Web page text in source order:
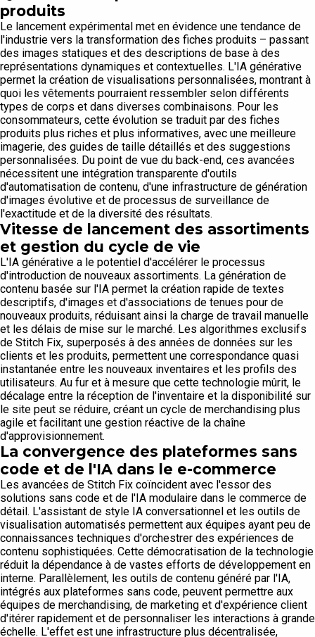
produits
Le lancement expérimental met en évidence une tendance de
l'industrie vers la transformation des fiches produits – passant
des images statiques et des descriptions de base à des
représentations dynamiques et contextuelles. L'IA générative
permet la création de visualisations personnalisées, montrant à
quoi les vêtements pourraient ressembler selon différents
types de corps et dans diverses combinaisons. Pour les
consommateurs, cette évolution se traduit par des fiches
produits plus riches et plus informatives, avec une meilleure
imagerie, des guides de taille détaillés et des suggestions
personnalisées. Du point de vue du back-end, ces avancées
nécessitent une intégration transparente d'outils
d'automatisation de contenu, d'une infrastructure de génération
d'images évolutive et de processus de surveillance de
l'exactitude et de la diversité des résultats.
Vitesse de lancement des assortiments
et gestion du cycle de vie
L'IA générative a le potentiel d'accélérer le processus
d'introduction de nouveaux assortiments. La génération de
contenu basée sur l'IA permet la création rapide de textes
descriptifs, d'images et d'associations de tenues pour de
nouveaux produits, réduisant ainsi la charge de travail manuelle
et les délais de mise sur le marché. Les algorithmes exclusifs
de Stitch Fix, superposés à des années de données sur les
clients et les produits, permettent une correspondance quasi
instantanée entre les nouveaux inventaires et les profils des
utilisateurs. Au fur et à mesure que cette technologie mûrit, le
décalage entre la réception de l'inventaire et la disponibilité sur
le site peut se réduire, créant un cycle de merchandising plus
agile et facilitant une gestion réactive de la chaîne
d'approvisionnement.
La convergence des plateformes sans
code et de l'IA dans le e-commerce
Les avancées de Stitch Fix coïncident avec l'essor des
solutions sans code et de l'IA modulaire dans le commerce de
détail. L'assistant de style IA conversationnel et les outils de
visualisation automatisés permettent aux équipes ayant peu de
connaissances techniques d'orchestrer des expériences de
contenu sophistiquées. Cette démocratisation de la technologie
réduit la dépendance à de vastes efforts de développement en
interne. Parallèlement, les outils de contenu généré par l'IA,
intégrés aux plateformes sans code, peuvent permettre aux
équipes de merchandising, de marketing et d'expérience client
d'itérer rapidement et de personnaliser les interactions à grande
échelle. L'effet est une infrastructure plus décentralisée,